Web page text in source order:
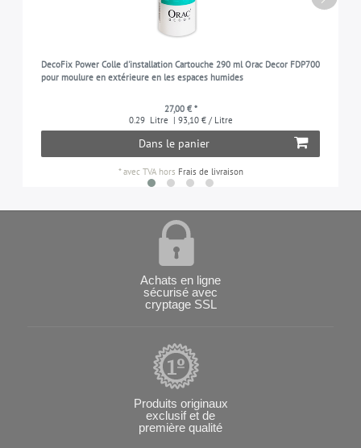
DecoFix Power Colle d'installation Cartouche 290 ml Orac Decor FDP700
pour moulure en extérieure en les espaces humides
27,00 € *
0.29 Litre | 93,10 € / Litre
Dans le panier
*avec TVAhors Frais de livraison
Achats en ligne
sécurisé avec
cryptage SSL
Produits originaux
exclusif et de
première qualité